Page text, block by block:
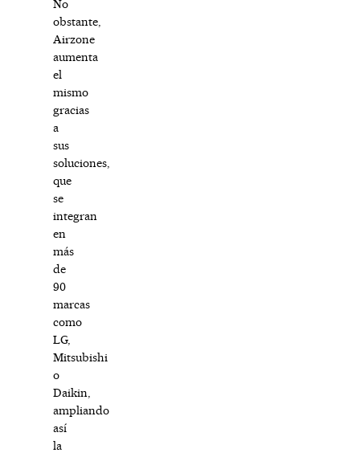
No
obstante,
Airzone
aumenta
el
mismo
gracias
a
sus
soluciones,
que
se
integran
en
más
de
90
marcas
como
LG,
Mitsubishi
o
Daikin,
ampliando
así
la